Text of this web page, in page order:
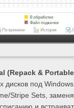
(Repack &
дисков под
Stripe Sets,
и